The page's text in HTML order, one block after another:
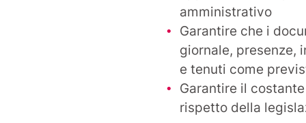
amministrativo
Garantire che i
giornale, presenze,
e tenuti come
Garantire il
rispetto della